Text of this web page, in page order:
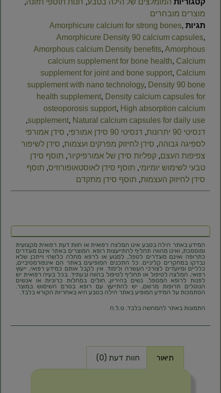
קטגוריות המומלצים של הילה בטבע, חנות תוספי תזונה,
מוצרים מובחרים
תגיות Amorphicure calcium for strong bones,
Amorphicure Density 90 calcium capsules,
Amorphous calcium Density benefits, Amorphous
calcium supplement for bone health, Calcium
supplement for joint and bone support, Calcium
supplement with nano technology, Density 90 bone
health supplement, Density calcium capsules for
osteoporosis support, High absorption calcium
supplement, Natural calcium capsules for daily use
,
דנסיטי 90 יתרונות
, דנסיטי 90 סידן אמורפי , סידן אמורפי
לספיגה גבוהה, סידן לחיזוק מפרקים ועצמות, סידן לשיפור
צפיפות העצם, קפליות סידן של אמורפיקיור, תוסף סידן
טבעי לשימוש יומיומי, תוסף סידן לאוסטאופורוזיס, תוסף
סידן לחיזוק העצמות, תוסף סידן מתקדם
המידע באתר הילה בטבע אינו המלצה רפואית או חוות דעת רפואית מקצועית
ומוסמכת, ואינו מהווה תחליף להתייעצות רופא. המוצרים באתר אינם מוגדרים
כתרופה ואינם מוגדרים לטפל, למנוע או לרפא מחלה כלשהי וייתכן שלא
נבדקו במחקרים קליניים. כל התכנים המופיעים באתר הם אינפורמטיביים,
כלליים ומיועדים לצורכי העשרה ולימוד. אין לקבל אותם כמידע רפואי, ייעוץ
רפואי, המלצה לטיפול או תחליף לטיפול בהווה ובעתיד. בכל בעיה רפואית יש
לפנות לרופא המטפל. נשים בהיריון, חולים במחלות כרוניות או אנשים
הנוטלים תרופות מרשם, יש להתייעץ עם רופא בטרם השימוש במוצר.
הסתמכות על המידע המופיע באתר הילה בטבע היא באחריות הקורא בלבד.
התמונות באתר להמחשה בלבד. ט.ל.ח
תיאור חוות דעת (0)